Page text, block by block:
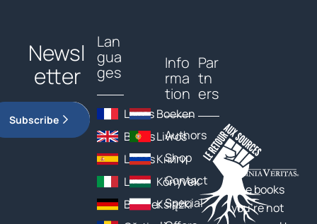
Newsl
etter
Subscribe
Lan
gua
ges
Livres
Books
Libros
Libri
Bücher
Boeken
Livros
Книги
Könyvek
Książki
Info
rma
tion
Authors
Shop
Contact
Special
Par
tn
ers
The books
you’re not